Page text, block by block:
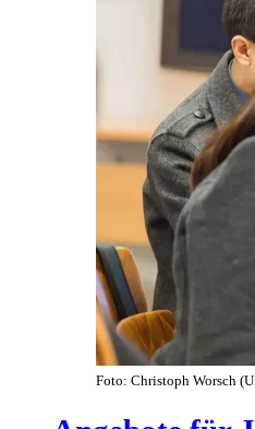
Foto: Christoph Worsch